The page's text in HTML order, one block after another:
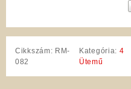
Cikkszám: RM-
082
Kategória: 4
Ütemű